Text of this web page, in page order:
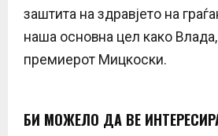
заштита на здравјето на
наша основна цел како
премиерот Мицкоски.
БИ МОЖЕЛО ДА ВЕ